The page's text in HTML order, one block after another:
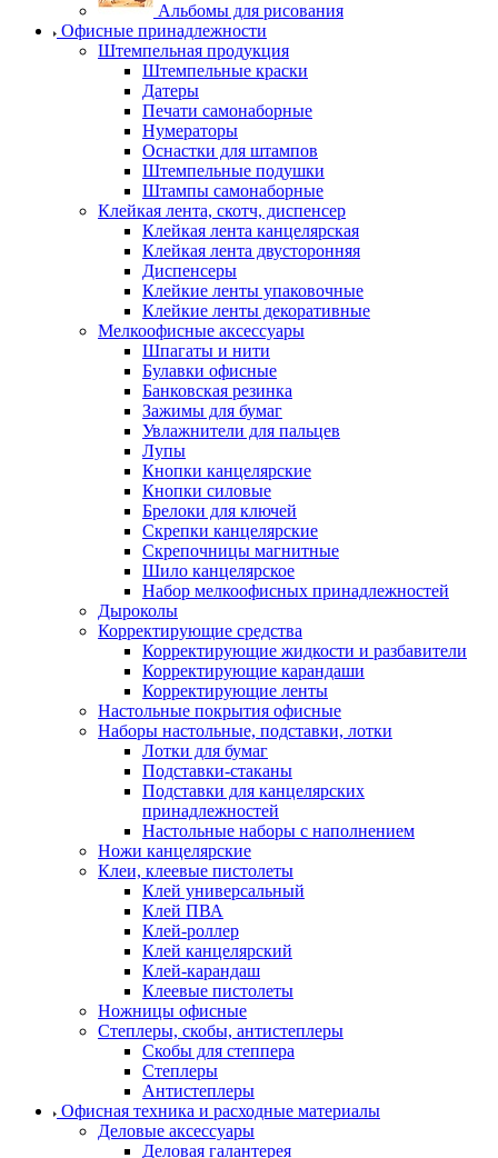
Альбомы для рисования
Офисные принадлежности
Штемпельная продукция
Штемпельные краски
Датеры
Печати самонаборные
Нумераторы
Оснастки для штампов
Штемпельные подушки
Штампы самонаборные
Клейкая лента, скотч, диспенсер
Клейкая лента канцелярская
Клейкая лента двусторонняя
Диспенсеры
Клейкие ленты упаковочные
Клейкие ленты декоративные
Мелкоофисные аксессуары
Шпагаты и нити
Булавки офисные
Банковская резинка
Зажимы для бумаг
Увлажнители для пальцев
Лупы
Кнопки канцелярские
Кнопки силовые
Брелоки для ключей
Скрепки канцелярские
Скрепочницы магнитные
Шило канцелярское
Набор мелкоофисных принадлежностей
Дыроколы
Корректирующие средства
Корректирующие жидкости и разбавители
Корректирующие карандаши
Корректирующие ленты
Настольные покрытия офисные
Наборы настольные, подставки, лотки
Лотки для бумаг
Подставки-стаканы
Подставки для канцелярских
принадлежностей
Настольные наборы с наполнением
Ножи канцелярские
Клеи, клеевые пистолеты
Клей универсальный
Клей ПВА
Клей-роллер
Клей канцелярский
Клей-карандаш
Клеевые пистолеты
Ножницы офисные
Степлеры, скобы, антистеплеры
Скобы для степпера
Степлеры
Антистеплеры
Офисная техника и расходные материалы
Деловые аксессуары
Деловая галантерея